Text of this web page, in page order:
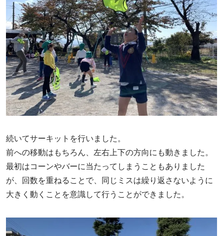
続いてサーキットを行いました。
前への移動はもちろん、左右上下の方向にも動きました。
最初はコーンやバーに当たってしまうこともありました
が、回数を重ねることで、同じミスは繰り返さないように
大きく動くことを意識して行うことができました。